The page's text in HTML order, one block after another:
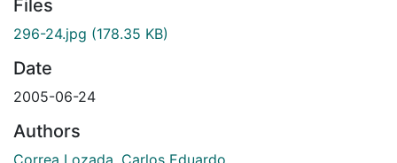
Files
296-24.jpg (178.35 KB)
Date
2005-06-24
Authors
Correa Lozada, Carlos Eduardo